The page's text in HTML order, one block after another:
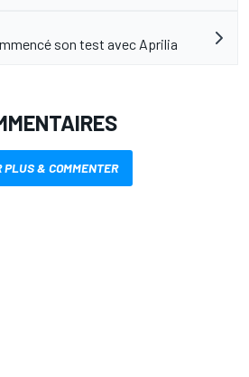
son test avec Aprilia
PLUS & COMMENTER